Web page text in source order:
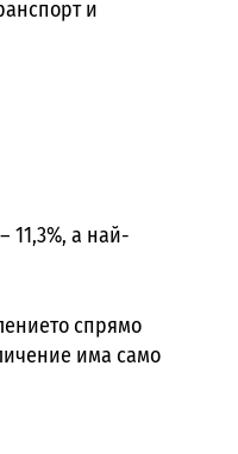
и
11,3%, а най-
спрямо
има само